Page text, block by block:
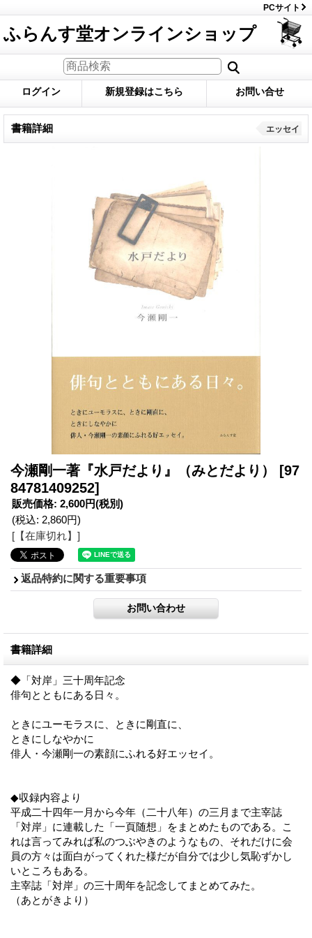
PCサイト
ふらんす堂オンラインショップ
ログイン 新規登録はこちら お問い合せ
書籍詳細 エッセイ
今瀬剛一著『水戸だより』（みとだより）
[97
84781409252]
販売価格: 2,600円(税別)
(税込: 2,860円)
[【在庫切れ】]
返品特約に関する重要事項
書籍詳細
◆「対岸」三十周年記念
俳句とともにある日々。
ときにユーモラスに、ときに剛直に、
ときにしなやかに
俳人・今瀬剛一の素顔にふれる好エッセイ。
◆収録内容より
平成二十四年一月から今年（二十八年）の三月まで主宰誌
「対岸」に連載した「一頁随想」をまとめたものである。こ
れは言ってみれば私のつぶやきのようなもの、それだけに会
員の方々は面白がってくれた様だが自分では少し気恥ずかし
いところもある。
主宰誌「対岸」の三十周年を記念してまとめてみた。
（あとがきより）